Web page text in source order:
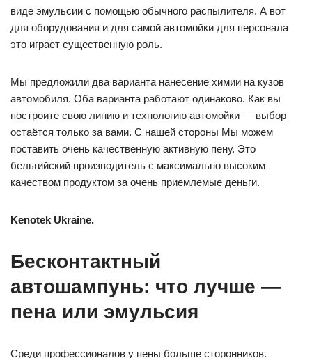
виде эмульсии с помощью обычного распылителя. А вот
для оборудования и для самой автомойки для персонала
это играет существенную роль.
Мы предложили два варианта нанесение химии на кузов
автомобиля. Оба варианта работают одинаково. Как вы
построите свою линию и технологию автомойки — выбор
остаётся только за вами. С нашей стороны Мы можем
поставить очень качественную активную пену. Это
бельгийский производитель с максимально высоким
качеством продуктом за очень приемлемые деньги.
Kenotek Ukraine.
Бесконтактный
автошампунь: что лучше —
пена или эмульсия
Среди профессионалов у пены больше сторонников.